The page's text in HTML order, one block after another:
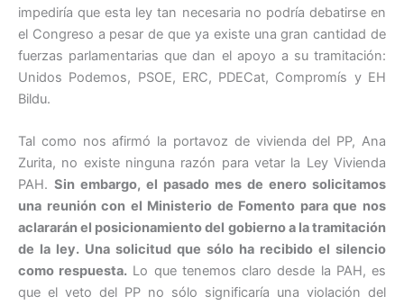
impediría que esta ley tan necesaria no podría debatirse en
el Congreso a pesar de que ya existe una gran cantidad de
fuerzas parlamentarias que dan el apoyo a su tramitación:
Unidos Podemos, PSOE, ERC, PDECat, Compromís y EH
Bildu.
Tal como nos afirmó la portavoz de vivienda del PP, Ana
Zurita, no existe ninguna razón para vetar la Ley Vivienda
PAH. Sin embargo, el pasado mes de enero solicitamos
una reunión con el Ministerio de Fomento para que nos
aclararán el posicionamiento del gobierno a la tramitación
de la ley. Una solicitud que sólo ha recibido el silencio
como respuesta. Lo que tenemos claro desde la PAH, es
que el veto del PP no sólo significaría una violación del